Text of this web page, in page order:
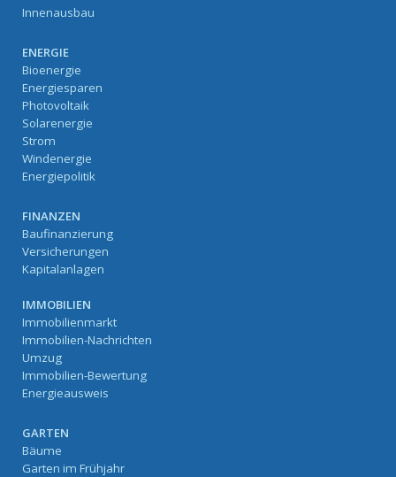
Innenausbau
ENERGIE
Bioenergie
Energiesparen
Photovoltaik
Solarenergie
Strom
Windenergie
Energiepolitik
FINANZEN
Baufinanzierung
Versicherungen
Kapitalanlagen
IMMOBILIEN
Immobilienmarkt
Immobilien-Nachrichten
Umzug
Immobilien-Bewertung
Energieausweis
GARTEN
Bäume
Garten im Frühjahr